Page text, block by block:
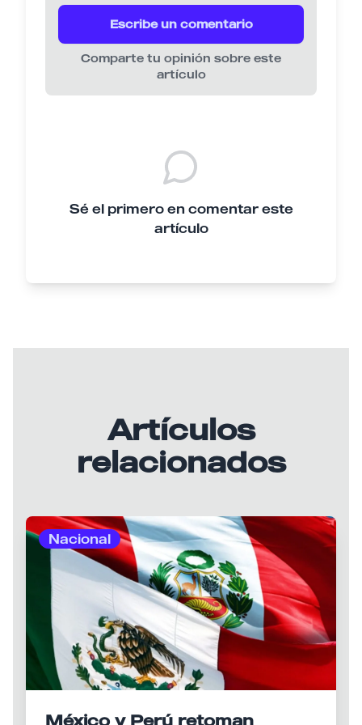
Escribe un comentario
Comparte tu opinión sobre este
artículo
Sé el primero en comentar este
artículo
Artículos
relacionados
Nacional
México y Perú retoman